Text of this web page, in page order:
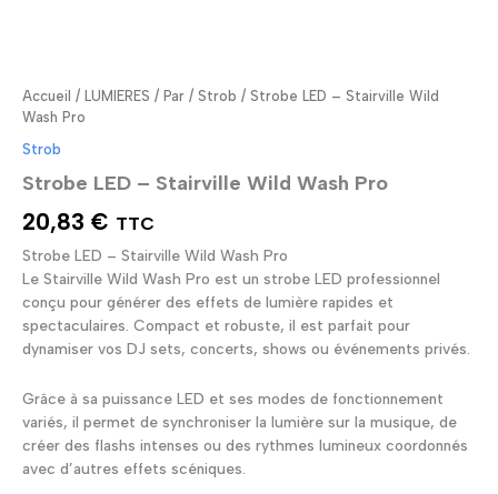
Accueil / LUMIERES / Par / Strob / Strobe LED – Stairville Wild
Wash Pro
Strob
Strobe LED – Stairville Wild Wash Pro
20,83 € TTC
Strobe LED – Stairville Wild Wash Pro
Le Stairville Wild Wash Pro est un strobe LED professionnel
conçu pour générer des effets de lumière rapides et
spectaculaires. Compact et robuste, il est parfait pour
dynamiser vos DJ sets, concerts, shows ou événements privés.
Grâce à sa puissance LED et ses modes de fonctionnement
variés, il permet de synchroniser la lumière sur la musique, de
créer des flashs intenses ou des rythmes lumineux coordonnés
avec d’autres effets scéniques.